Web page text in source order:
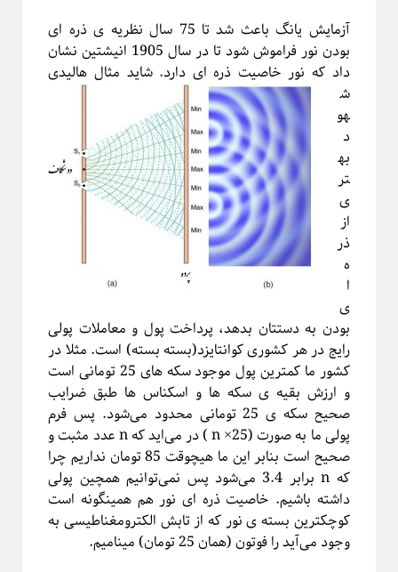
آزمایش یانگ باعث شد تا 75 سال نظریه ی ذره ای
بودن نور فراموش شود تا در سال 1905 انیشتین نشان
داد که نور خاصیت ذره ای دارد. شاید مثال هالیدی
ش
هو
د
به
تر
ی
از
ذر
ه
ا
ی
بودن به دستتان بدهد، پرداخت پول و معاملات پولی
رایج در هر کشوری کوانتایزد(بسته بسته) است. مثلا در
کشور ما کمترین پول موجود سکه های 25 تومانی است
و ارزش بقیه ی سکه ها و اسکناس ها طبق ضرایب
صحیح سکه ی 25 تومانی محدود می‌شود. پس فرم
پولی ما به صورت (n ×25 ) در می‌اید که n عدد مثبت و
صحیح است بنابر این ما هیچوقت 85 تومان نداریم چرا
که n برابر 3.4 می‌شود پس نمی‌توانیم همچین پولی
داشته باشیم. خاصیت ذره ای نور هم همینگونه است
کوچکترین بسته ی نور که از تابش الکترومغناطیسی به
وجود می‌آید را فوتون (همان 25 تومان) مینامیم.